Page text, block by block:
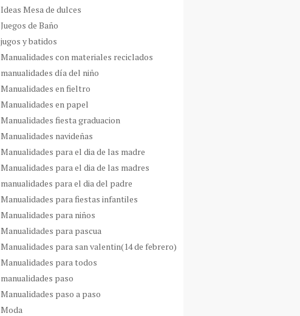
Ideas Mesa de dulces
Juegos de Baño
jugos y batidos
Manualidades con materiales reciclados
manualidades día del niño
Manualidades en fieltro
Manualidades en papel
Manualidades fiesta graduacion
Manualidades navideñas
Manualidades para el dia de las madre
Manualidades para el dia de las madres
manualidades para el dia del padre
Manualidades para fiestas infantiles
Manualidades para niños
Manualidades para pascua
Manualidades para san valentin(14 de febrero)
Manualidades para todos
manualidades paso
Manualidades paso a paso
Moda